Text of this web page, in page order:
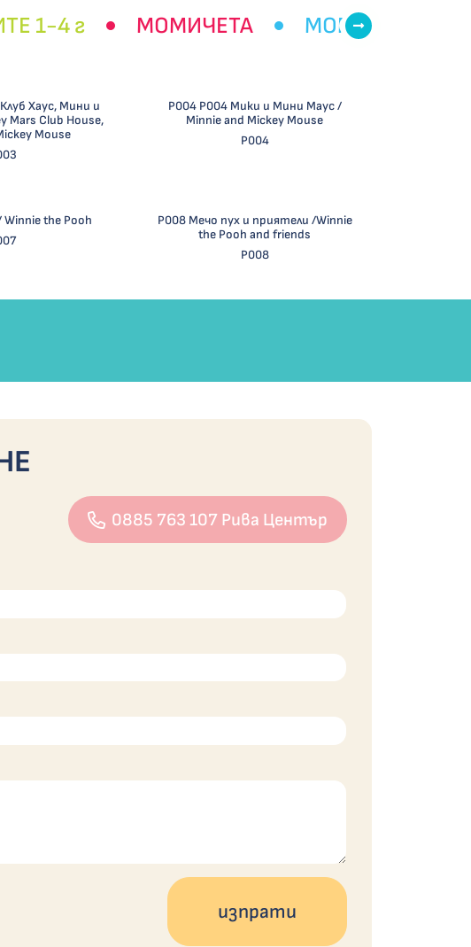
1-4 г МОМИЧЕТА МОМЧЕТA
Хаус, Мини и
Mars Club House,
Mouse
Р004 Р004 Мики и Мини Маус /
Minnie and Mickey Mouse
Р004
the Pooh
Р008 Мечо пух и приятели /Winnie
the Pooh and friends
Р008
0885 763 107 Рива Център
изпрати